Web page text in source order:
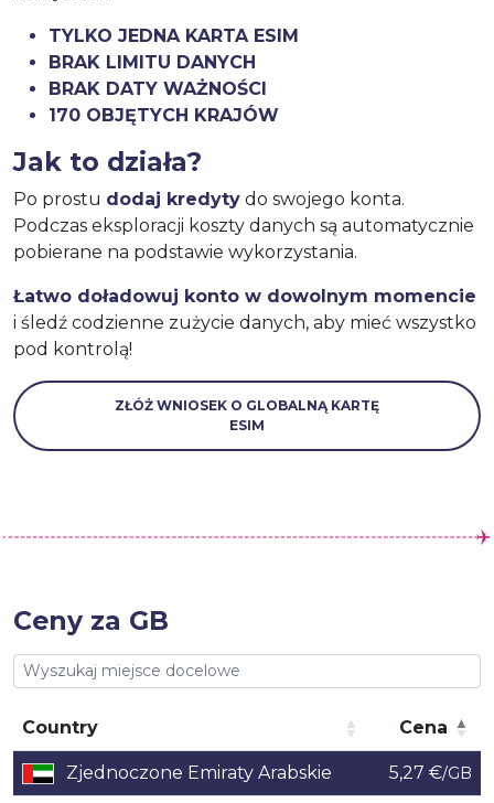
TYLKO JEDNA KARTA ESIM
BRAK LIMITU DANYCH
BRAK DATY WAŻNOŚCI
170 OBJĘTYCH KRAJÓW
Jak to działa?
Po prostu dodaj kredyty do swojego konta.
Podczas eksploracji koszty danych są automatycznie
pobierane na podstawie wykorzystania.
Łatwo doładowuj konto w dowolnym momencie
i śledź codzienne zużycie danych, aby mieć wszystko
pod kontrolą!
ZŁÓŻ WNIOSEK O GLOBALNĄ KARTĘ
ESIM
Ceny za GB
Country
Cena
Country
Cena
Zjednoczone Emiraty Arabskie 5,27 €/GB